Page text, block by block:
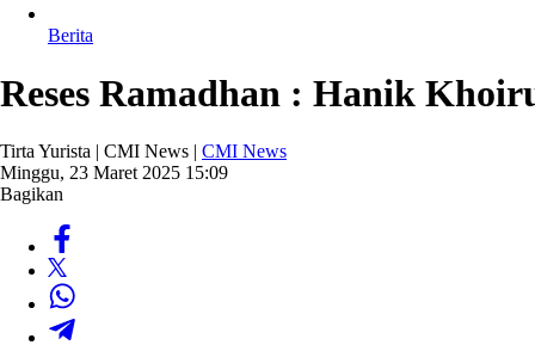
Berita
Reses Ramadhan : Hanik
Tirta Yurista | CMI News | CMI News
Minggu, 23 Maret 2025 15:09
Bagikan